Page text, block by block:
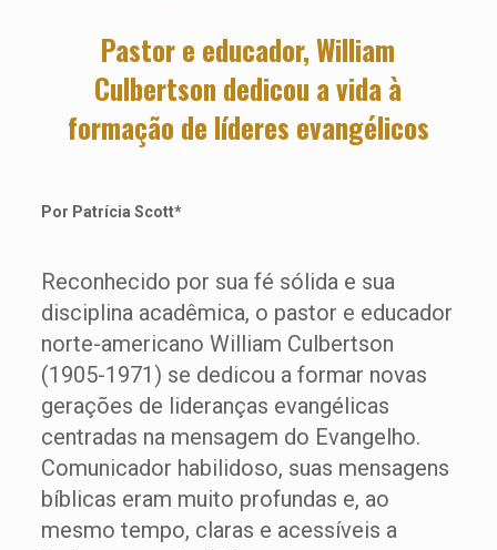
Pastor e educador, William
Culbertson dedicou a vida à
formação de líderes evangélicos
Por Patrícia Scott*
Reconhecido por sua fé sólida e sua
disciplina acadêmica, o pastor e educador
norte-americano William Culbertson
(1905-1971) se dedicou a formar novas
gerações de lideranças evangélicas
centradas na mensagem do Evangelho.
Comunicador habilidoso, suas mensagens
bíblicas eram muito profundas e, ao
mesmo tempo, claras e acessíveis a